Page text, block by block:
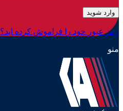
وارد شوید
رمز عبور خود را فراموش کرده اید؟
منو